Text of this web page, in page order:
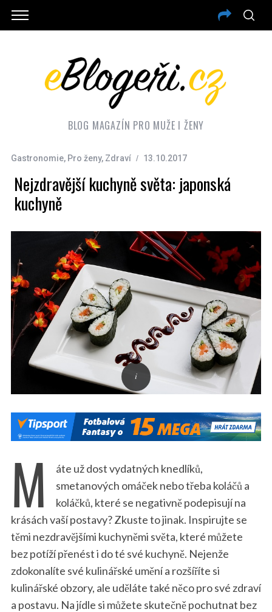
BLOG MAGAZÍN PRO MUŽE I ŽENY
Gastronomie, Pro ženy, Zdraví 13.10.2017
Nejzdravější kuchyně světa: japonská
kuchyně
M
áte už dost vydatných knedlíků,
smetanových omáček nebo třeba koláčů a
koláčků, které se negativně podepisují na
krásách vaší postavy? Zkuste to jinak. Inspirujte se
těmi nezdravějšími kuchyněmi světa, které můžete
bez potíží přenést i do té své kuchyně. Nejenže
zdokonalíte své kulinářské umění a rozšíříte si
kulinářské obzory, ale uděláte také něco pro své zdraví
a postavu. Na jídle si můžete skutečně pochutnat bez